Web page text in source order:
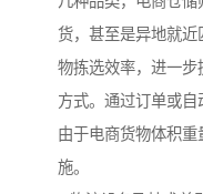
货，甚至是异地就
物拣选效率，进一
方式。通过订单或
由于电商货物体积
施。